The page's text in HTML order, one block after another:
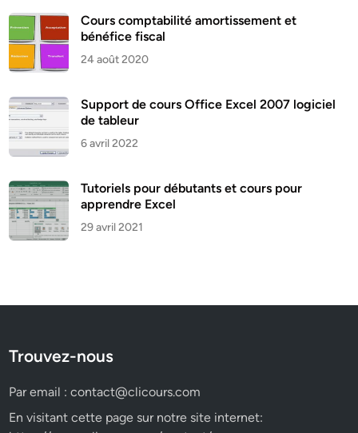
Cours comptabilité amortissement et
bénéfice fiscal
24 août 2020
Support de cours Office Excel 2007 logiciel
de tableur
6 avril 2022
Tutoriels pour débutants et cours pour
apprendre Excel
29 avril 2021
Trouvez-nous
Par email :contact@clicours.com
En visitant cette page sur notre site internet: